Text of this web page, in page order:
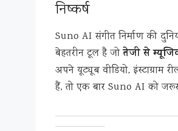
निष्कर्ष
Suno AI संगीत निर्माण की
बेहतरीन टूल है जोतेजी से
अपने यूट्यूब वीडियो, इंस्टाग्राम
हैं, तो एक बार Suno AI को